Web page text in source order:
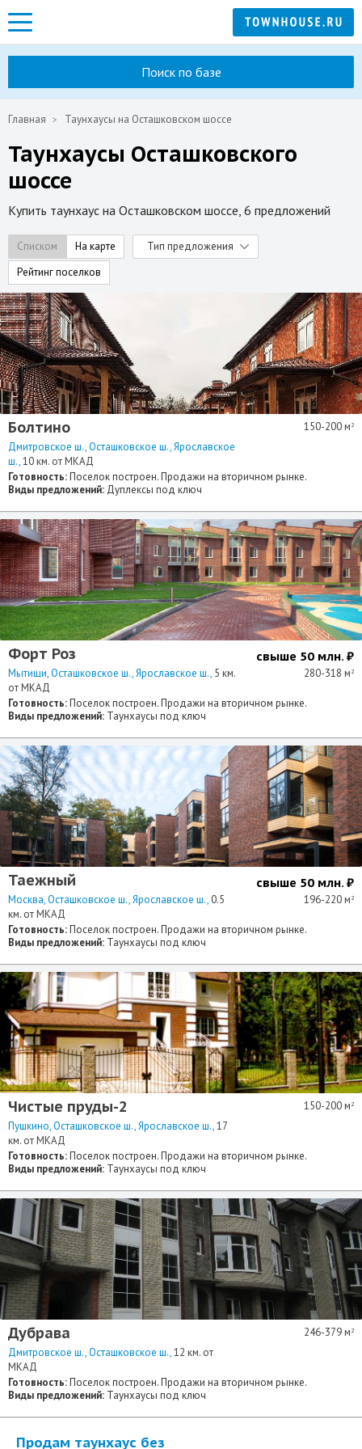
Поиск по базе
Главная Таунхаусы на Осташковском шоссе
Таунхаусы Осташковского
шоссе
Купить таунхаус на Осташковском шоссе, 6 предложений
Списком На карте
Тип предложения
Рейтинг поселков
Болтино
Дмитровское ш. Осташковское ш. Ярославское
ш. 10 км. от МКАД
150-200 м 2
Готовность:Поселок построен. Продажи на вторичном рынке.
Виды предложений: Дуплексы под ключ
Форт Роз
Мытищи Осташковское ш. Ярославское ш. 5 км.
от МКАД
свыше 50 млн. ₽
280-318 м 2
Готовность:Поселок построен. Продажи на вторичном рынке.
Виды предложений: Таунхаусы под ключ
Таежный
Москва Осташковское ш. Ярославское ш. 0.5
км. от МКАД
свыше 50 млн. ₽
196-220 м 2
Готовность:Поселок построен. Продажи на вторичном рынке.
Виды предложений: Таунхаусы под ключ
Чистые пруды-2
Пушкино Осташковское ш. Ярославское ш. 17
км. от МКАД
150-200 м 2
Готовность:Поселок построен. Продажи на вторичном рынке.
Виды предложений: Таунхаусы под ключ
Дубрава
Дмитровское ш. Осташковское ш. 12 км. от
МКАД
246-379 м 2
Готовность:Поселок построен. Продажи на вторичном рынке.
Виды предложений: Таунхаусы под ключ
Продам таунхаус без